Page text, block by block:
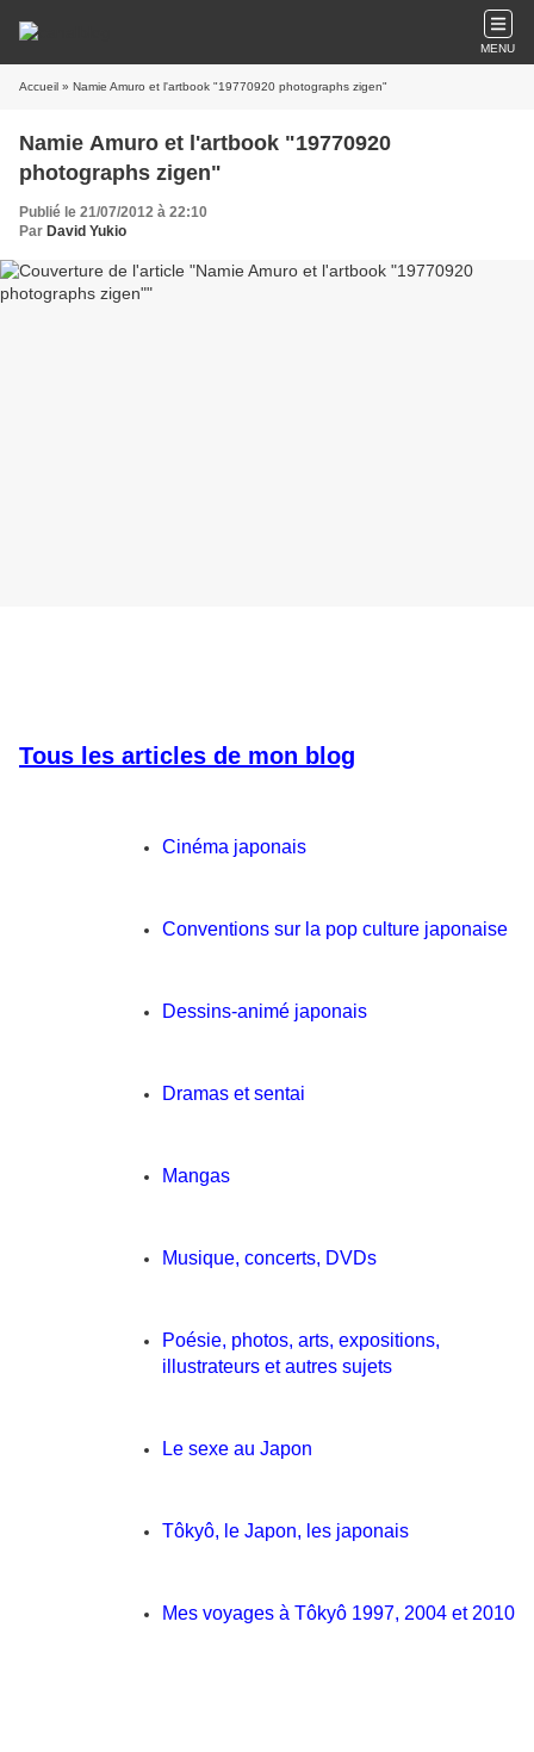
MENU
Accueil » Namie Amuro et l'artbook "19770920 photographs zigen"
Namie Amuro et l'artbook "19770920
photographs zigen"
Publié le 21/07/2012 à 22:10
Par David Yukio
Tous les articles de mon blog
Cinéma japonais
Conventions sur la pop culture japonaise
Dessins-animé japonais
Dramas et sentai
Mangas
Musique, concerts, DVDs
Poésie, photos, arts, expositions,
illustrateurs et autres sujets
Le sexe au Japon
Tôkyô, le Japon, les japonais
Mes voyages à Tôkyô 1997, 2004 et 2010